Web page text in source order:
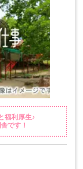
福利厚生♪
です！